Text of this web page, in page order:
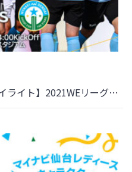
＜YouTube 更新＞【試合ハイライト】2021WEリーグ プレシーズンマッチ マッチナンバー2 vs.三菱重工浦和レッズレディースをアップしました